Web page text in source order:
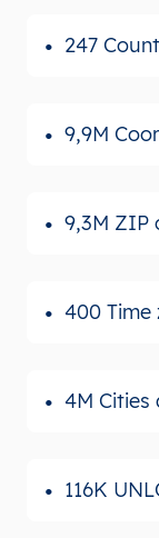
247
9,9M
9,3M ZIP
400 Time
4M Cities
116K